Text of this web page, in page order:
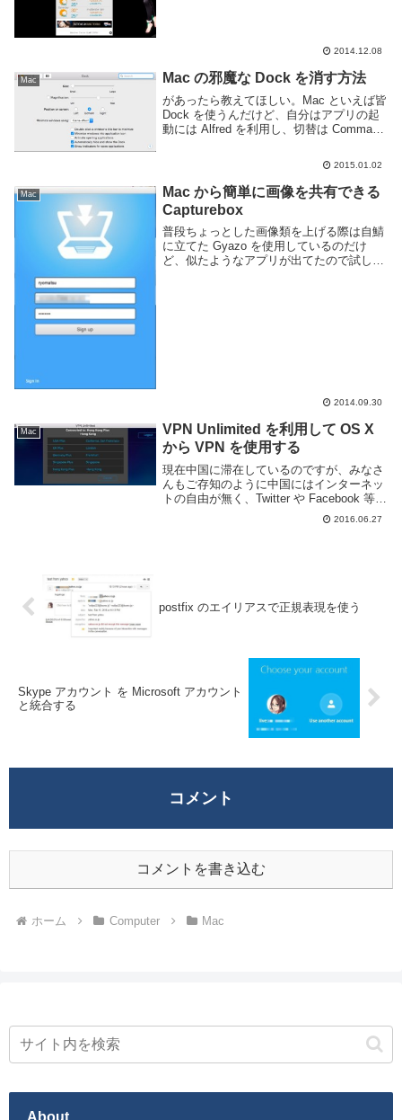
2014.12.08
Mac Mac の邪魔な Dock を消す方法
があったら教えてほしい。Mac といえば皆
Dock を使うんだけど、自分はアプリの起
動には Alfred を利用し、切替は Command
2015.01.02
Mac
Mac から簡単に画像を共有できる
Capturebox
普段ちょっとした画像類を上げる際は自鯖
に立てた Gyazo を使用しているのだけ
ど、似たようなアプリが出てたので試して
2014.09.30
Mac
VPN Unlimited を利用して OS X
から VPN を使用する
現在中国に滞在しているのですが、みなさ
んもご存知のように中国にはインターネッ
トの自由が無く、Twitter や Facebook 等の
接続できない Web サイトが大量に存在し
ています。このシステムの事を金盾やグレ
2016.06.27
postfix のエイリアスで正規表現を使う
Skype アカウント を Microsoft アカウント
と統合する
コメント
コメントを書き込む
ホーム Computer Mac
About